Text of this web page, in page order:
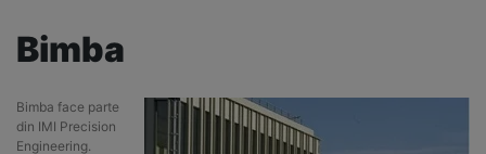
Bimba
Bimba face parte
din IMI Precision
Engineering.